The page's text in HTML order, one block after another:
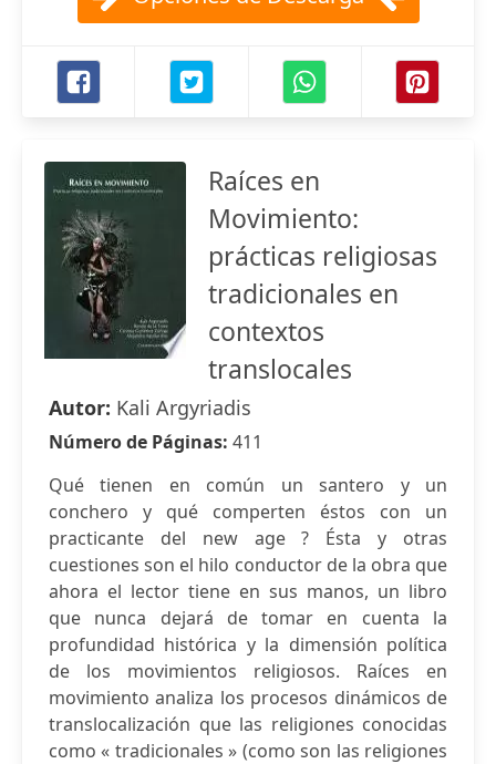
Raíces en
Movimiento:
prácticas religiosas
tradicionales en
contextos
translocales
Autor: Kali Argyriadis
Número de Páginas: 411
Qué tienen en común un santero y un
conchero y qué comperten éstos con un
practicante del new age ? Ésta y otras
cuestiones son el hilo conductor de la obra que
ahora el lector tiene en sus manos, un libro
que nunca dejará de tomar en cuenta la
profundidad histórica y la dimensión política
de los movimientos religiosos. Raíces en
movimiento analiza los procesos dinámicos de
translocalización que las religiones conocidas
como « tradicionales » (como son las religiones